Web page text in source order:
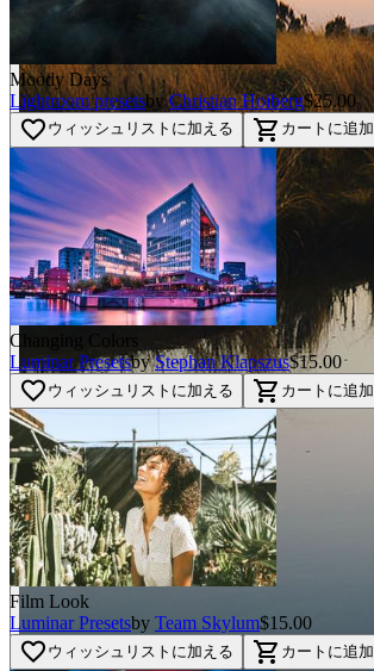
Moody Days
Lightroom presetsby Christian Hoiberg$25.00
favorite_border ウィッシュリストに加える shopping_cart カートに追加
Changing Colors
Luminar Presetsby Stephan Klapszus$15.00
favorite_border ウィッシュリストに加える shopping_cart カートに追加
Film Look
Luminar Presetsby Team Skylum$15.00
favorite_border ウィッシュリストに加える shopping_cart カートに追加